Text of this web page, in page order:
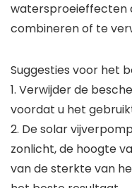
watersproeieffecten
combineren of te
Suggesties voor het
1. Verwijder de
voordat u het
2. De solar
zonlicht, de hoogte
van de sterkte van